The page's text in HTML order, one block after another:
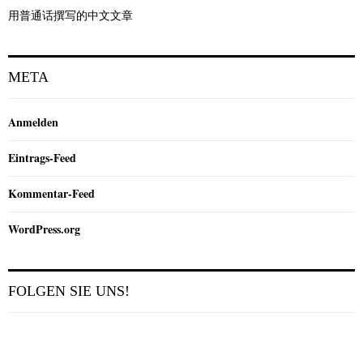
用普通话撰写的中文文章
META
Anmelden
Eintrags-Feed
Kommentar-Feed
WordPress.org
FOLGEN SIE UNS!